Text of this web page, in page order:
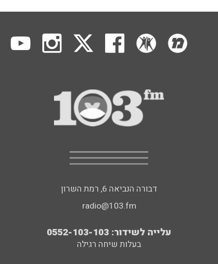
דבורה הנביאה 6, רמת השרון
radio@103.fm
עלייה לשידור: 0552-103-103
בעלות שיחה רגילה